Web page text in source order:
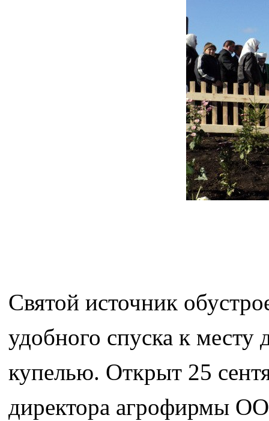
Святой источник
удобного спуска к месту
купелью. Открыт 25
директора агрофирмы